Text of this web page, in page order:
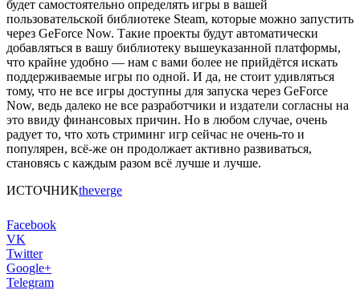
будет самостоятельно определять игры в вашей
пользовательской библиотеке Steam, которые можно запустить
через GeForce Now. Такие проекты будут автоматически
добавляться в вашу библиотеку вышеуказанной платформы,
что крайне удобно — нам с вами более не прийдётся искать
поддерживаемые игры по одной. И да, не стоит удивляться
тому, что не все игры доступны для запуска через GeForce
Now, ведь далеко не все разработчики и издатели согласны на
это ввиду финансовых причин. Но в любом случае, очень
радует то, что хоть стриминг игр сейчас не очень-то и
популярен, всё-же он продолжает активно развиваться,
становясь с каждым разом всё лучше и лучше.
ИСТОЧНИКtheverge
Facebook
VK
Twitter
Google+
Telegram